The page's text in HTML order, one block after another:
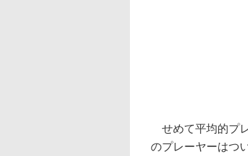
せめて平均的プ
のプレーヤーはつ